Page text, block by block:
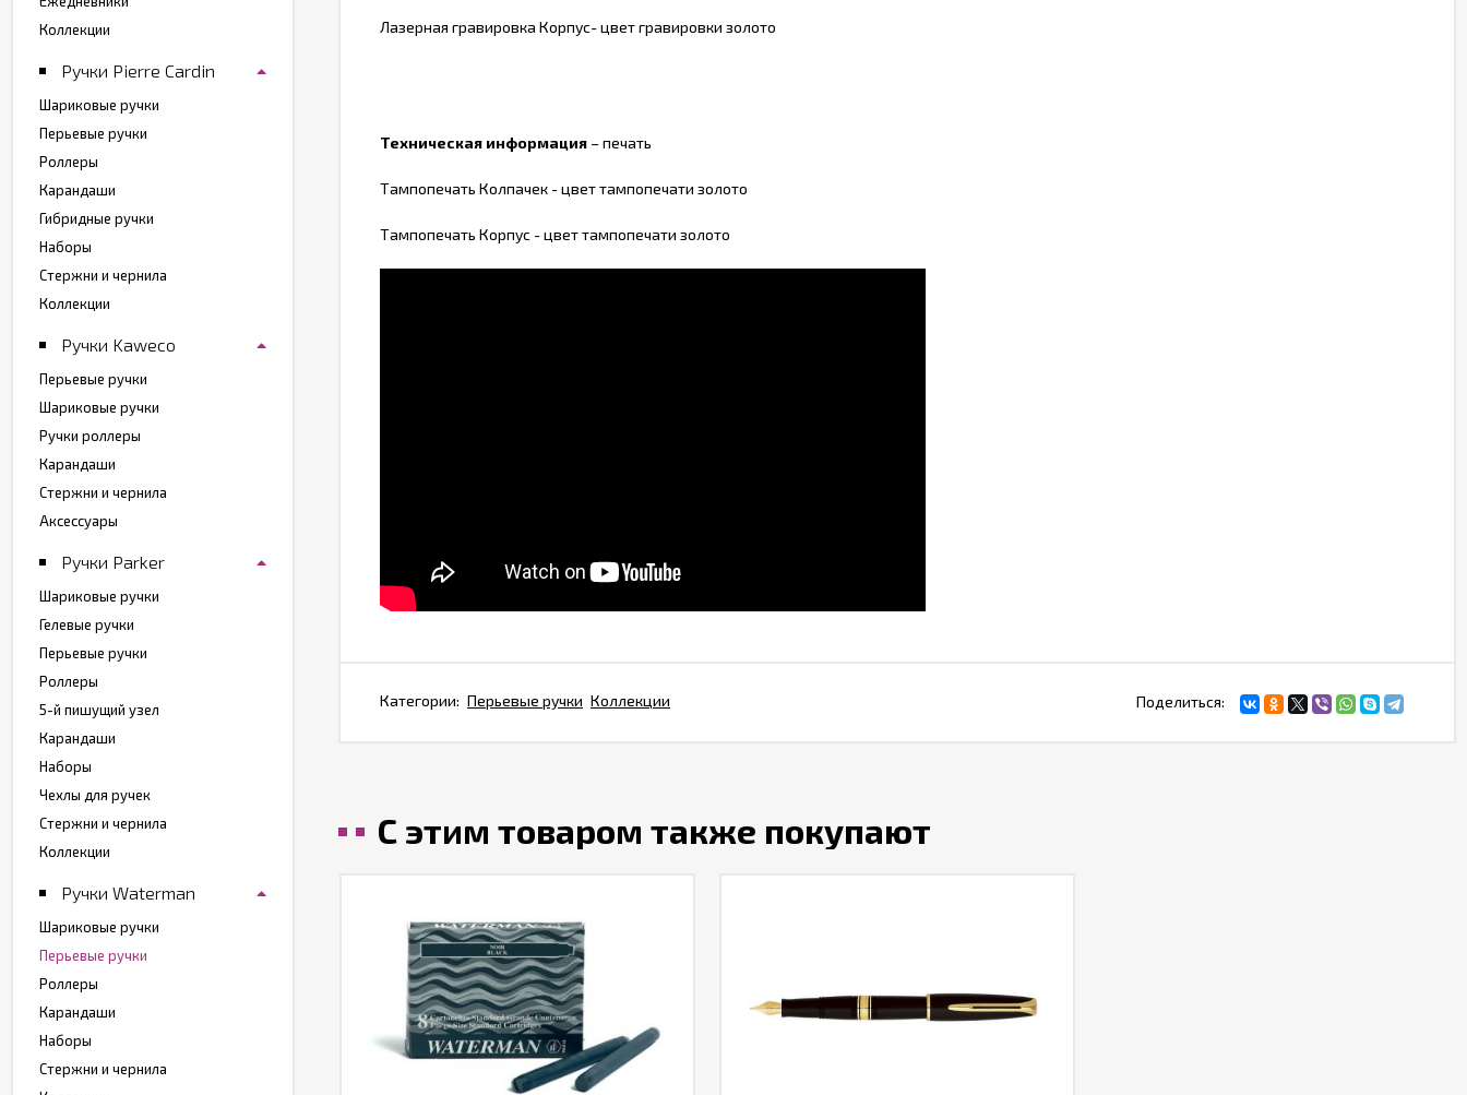
Лазерная гравировка Корпус- цвет гравировки золото
Техническая информация – печать
Тампопечать Колпачек - цвет тампопечати золото
Тампопечать Корпус - цвет тампопечати золото
Поделиться:
Категории: Перьевые ручки Коллекции
С этим товаром также покупают
Коллекции
Ручки Pierre Cardin
Шариковые ручки
Перьевые ручки
Роллеры
Карандаши
Гибридные ручки
Наборы
Стержни и чернила
Коллекции
Ручки Kaweco
Перьевые ручки
Шариковые ручки
Ручки роллеры
Карандаши
Стержни и чернила
Аксессуары
Ручки Parker
Шариковые ручки
Гелевые ручки
Перьевые ручки
Роллеры
5-й пишущий узел
Карандаши
Наборы
Чехлы для ручек
Стержни и чернила
Коллекции
Ручки Waterman
Шариковые ручки
Перьевые ручки
Роллеры
Карандаши
Наборы
Стержни и чернила